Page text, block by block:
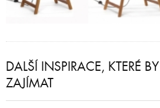
DALŠÍ INSPIRACE, KTERÉ
ZAJÍMAT